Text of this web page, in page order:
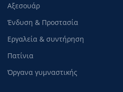
Αξεσουάρ
Ένδυση & Προστασία
Εργαλεία & συντήρηση
Πατίνια
Όργανα γυμναστικής